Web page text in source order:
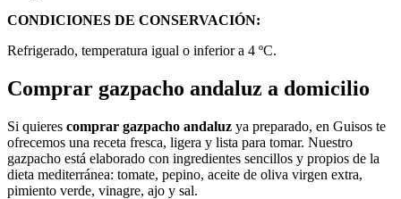
CONDICIONES DE CONSERVACIÓN:
Refrigerado, temperatura igual o inferior a 4 ºC.
Comprar gazpacho andaluz a domicilio
Si quieres comprar gazpacho andaluz ya preparado, en Guisos te
ofrecemos una receta fresca, ligera y lista para tomar. Nuestro
gazpacho está elaborado con ingredientes sencillos y propios de la
dieta mediterránea: tomate, pepino, aceite de oliva virgen extra,
pimiento verde, vinagre, ajo y sal.